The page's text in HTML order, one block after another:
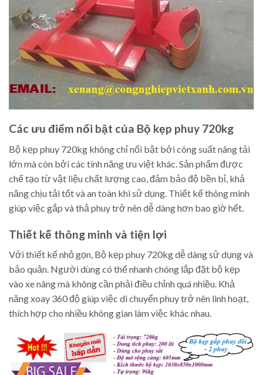
Các ưu điểm nổi bật của Bộ kẹp phuy 720kg
Bộ kẹp phuy 720kg không chỉ nổi bật bởi công suất nâng tải
lớn mà còn bởi các tính năng ưu việt khác. Sản phẩm được
chế tạo từ vật liệu chất lượng cao, đảm bảo độ bền bỉ, khả
năng chịu tải tốt và an toàn khi sử dụng. Thiết kế thông minh
giúp việc gắp và thả phuy trở nên dễ dàng hơn bao giờ hết.
Thiết kế thông minh và tiện lợi
Với thiết kế nhỏ gọn, Bộ kẹp phuy 720kg dễ dàng sử dụng và
bảo quản. Người dùng có thể nhanh chóng lắp đặt bộ kẹp
vào xe nâng mà không cần phải điều chỉnh quá nhiều. Khả
năng xoay 360 độ giúp việc di chuyển phuy trở nên linh hoạt,
thích hợp cho nhiều không gian làm việc khác nhau.